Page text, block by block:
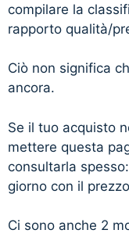
compilare la
rapporto qualità/
Ciò non significa
ancora.
Se il tuo acquisto
mettere questa
consultarla
giorno con il
Ci sono anche 2